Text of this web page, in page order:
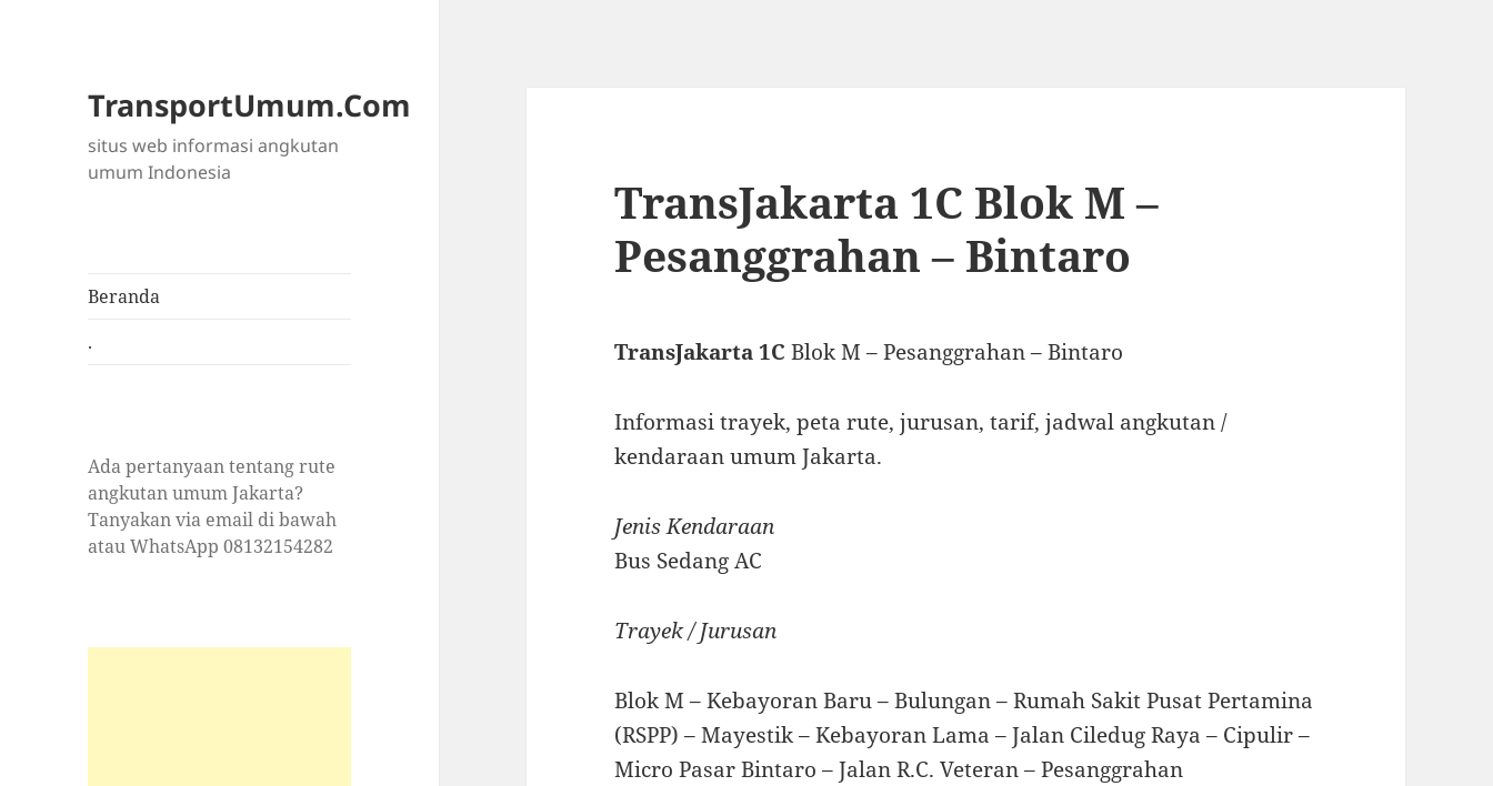
TransportUmum.Com
situs web informasi angkutan
umum Indonesia
Beranda
.
Ada pertanyaan tentang rute
angkutan umum Jakarta?
Tanyakan via email di bawah
atau WhatsApp 08132154282
TransJakarta 1C Blok M –
Pesanggrahan – Bintaro
TransJakarta 1CBlok M – Pesanggrahan – Bintaro
Informasi trayek, peta rute, jurusan, tarif, jadwal angkutan /
kendaraan umum Jakarta.
Jenis Kendaraan
Bus Sedang AC
Trayek / Jurusan
Blok M – Kebayoran Baru – Bulungan – Rumah Sakit Pusat Pertamina
(RSPP) – Mayestik – Kebayoran Lama – Jalan Ciledug Raya – Cipulir –
Micro Pasar Bintaro – Jalan R.C. Veteran – Pesanggrahan